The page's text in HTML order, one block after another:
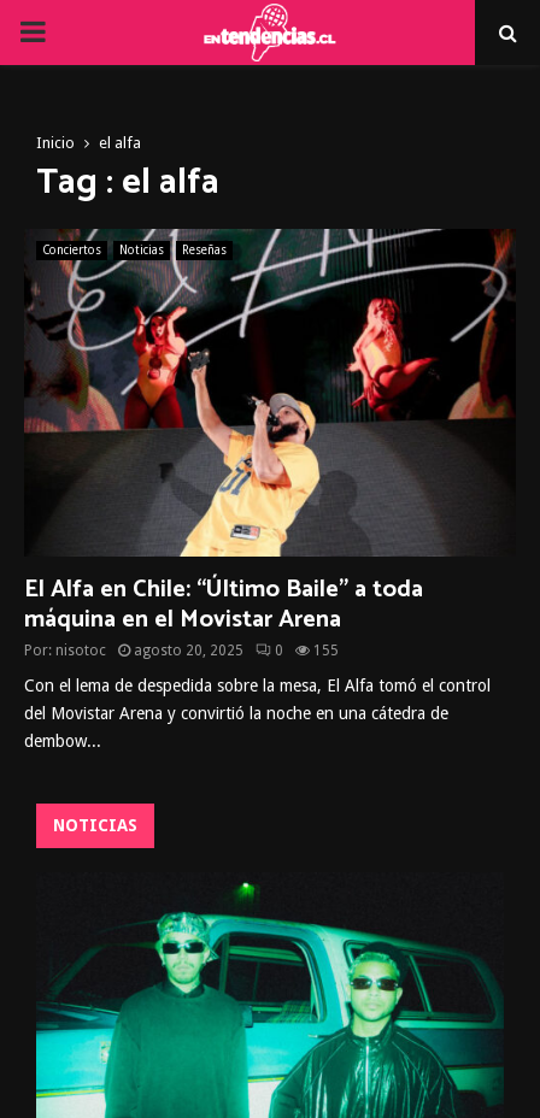
PRIMARY
Inicio el alfa
Tag : el alfa
Conciertos Noticias Reseñas
El Alfa en Chile: “Último Baile” a toda
máquina en el Movistar Arena
Por: nisotoc agosto 20, 2025 0 155
Con el lema de despedida sobre la mesa, El Alfa tomó el control
del Movistar Arena y convirtió la noche en una cátedra de
dembow...
NOTICIAS